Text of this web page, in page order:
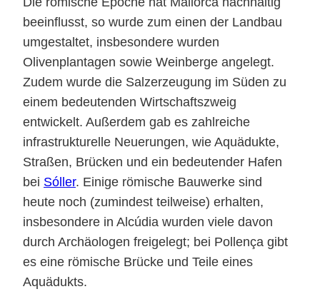
beeinflusst, so wurde zum einen der Landbau
umgestaltet, insbesondere wurden
Olivenplantagen sowie Weinberge angelegt.
Zudem wurde die Salzerzeugung im Süden zu
einem bedeutenden Wirtschaftszweig
entwickelt. Außerdem gab es zahlreiche
infrastrukturelle Neuerungen, wie Aquädukte,
Straßen, Brücken und ein bedeutender Hafen
bei Sóller. Einige römische Bauwerke sind
heute noch (zumindest teilweise) erhalten,
insbesondere in Alcúdia wurden viele davon
durch Archäologen freigelegt; bei Pollença gibt
es eine römische Brücke und Teile eines
Aquädukts.